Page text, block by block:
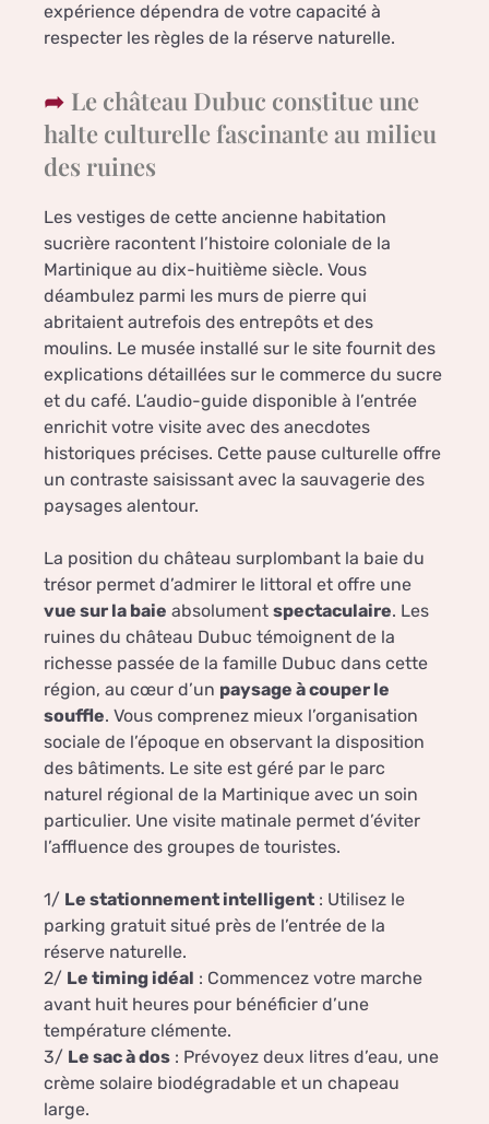
expérience dépendra de votre capacité à
respecter les règles de la réserve naturelle.
Le château Dubuc constitue une
halte culturelle fascinante au milieu
des ruines
Les vestiges de cette ancienne habitation
sucrière racontent l’histoire coloniale de la
Martinique au dix-huitième siècle. Vous
déambulez parmi les murs de pierre qui
abritaient autrefois des entrepôts et des
moulins. Le musée installé sur le site fournit des
explications détaillées sur le commerce du sucre
et du café. L’audio-guide disponible à l’entrée
enrichit votre visite avec des anecdotes
historiques précises. Cette pause culturelle offre
un contraste saisissant avec la sauvagerie des
paysages alentour.
La position du château surplombant la baie du
trésor permet d’admirer le littoral et offre une
vue sur la baie absolument spectaculaire. Les
ruines du château Dubuc témoignent de la
richesse passée de la famille Dubuc dans cette
région, au cœur d’un paysage à couper le
souffle. Vous comprenez mieux l’organisation
sociale de l’époque en observant la disposition
des bâtiments. Le site est géré par le parc
naturel régional de la Martinique avec un soin
particulier. Une visite matinale permet d’éviter
l’affluence des groupes de touristes.
1/ Le stationnement intelligent : Utilisez le
parking gratuit situé près de l’entrée de la
réserve naturelle.
2/ Le timing idéal : Commencez votre marche
avant huit heures pour bénéficier d’une
température clémente.
3/ Le sac à dos : Prévoyez deux litres d’eau, une
crème solaire biodégradable et un chapeau
large.